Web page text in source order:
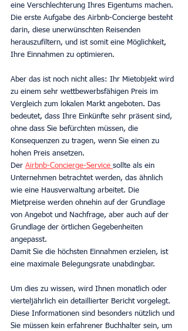
eine Verschlechterung Ihres Eigentums machen.
Die erste Aufgabe des Airbnb-Concierge besteht
darin, diese unerwünschten Reisenden
herauszufiltern, und ist somit eine Möglichkeit,
Ihre Einnahmen zu optimieren.
Aber das ist noch nicht alles: Ihr Mietobjekt wird
zu einem sehr wettbewerbsfähigen Preis im
Vergleich zum lokalen Markt angeboten. Das
bedeutet, dass Ihre Einkünfte sehr präsent sind,
ohne dass Sie befürchten müssen, die
Konsequenzen zu tragen, wenn Sie einen zu
hohen Preis ansetzen.
Der Airbnb-Concierge-Service sollte als ein
Unternehmen betrachtet werden, das ähnlich
wie eine Hausverwaltung arbeitet. Die
Mietpreise werden ohnehin auf der Grundlage
von Angebot und Nachfrage, aber auch auf der
Grundlage der örtlichen Gegebenheiten
angepasst.
Damit Sie die höchsten Einnahmen erzielen, ist
eine maximale Belegungsrate unabdingbar.
Um dies zu wissen, wird Ihnen monatlich oder
vierteljährlich ein detaillierter Bericht vorgelegt.
Diese Informationen sind besonders nützlich und
Sie müssen kein erfahrener Buchhalter sein, um